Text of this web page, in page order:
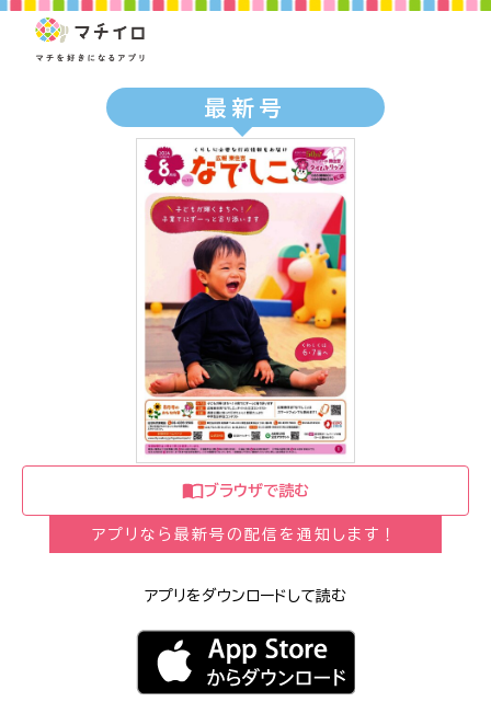
最新号
ブラウザで読む
アプリなら最新号の配信を通知します！
アプリをダウンロードして読む